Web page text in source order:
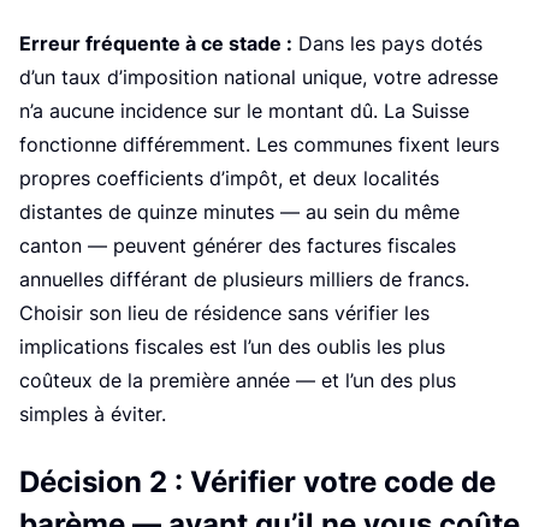
Erreur fréquente à ce stade : Dans les pays dotés
d’un taux d’imposition national unique, votre adresse
n’a aucune incidence sur le montant dû. La Suisse
fonctionne différemment. Les communes fixent leurs
propres coefficients d’impôt, et deux localités
distantes de quinze minutes — au sein du même
canton — peuvent générer des factures fiscales
annuelles différant de plusieurs milliers de francs.
Choisir son lieu de résidence sans vérifier les
implications fiscales est l’un des oublis les plus
coûteux de la première année — et l’un des plus
simples à éviter.
Décision 2 : Vérifier votre code de